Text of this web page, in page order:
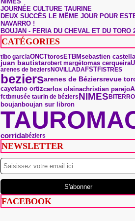
JOURNÉE CULTURE TAURINE
DEUX SUCCÉS LE MÊME JOUR POUR
NAVARRO !
BOUJAN - FERIA DU CHEVAL ET DU TORO
CATÉGORIES
tibo garciaONCTtorosETBMsebastien castella
juan bautistarobert margétomas cerqueira
arenes de beziersNOVILLADA FSTFISTRES
beziersarenes de Béziersrevue
cayetano ortizcarlos olsinachristian parejo
fctbmusée taurin de béziersNIMES
boujanboujan sur libron
corridabéziers
NEWSLETTER
FACEBOOK